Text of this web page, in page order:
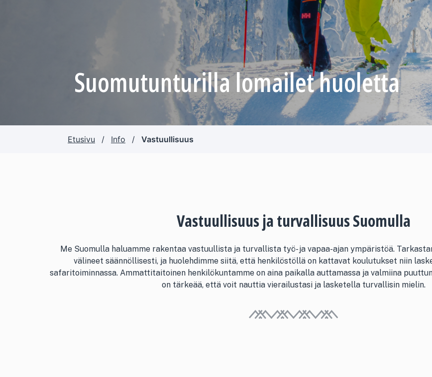
Suomutunturilla lomailet huoletta
Etusivu / Info / Vastuullisuus
Vastuullisuus ja turvallisuus Suomulla
Me Suomulla haluamme rakentaa vastuullista ja turvallista työ- ja vapaa-ajan ympäristöä.
välineet säännöllisesti, ja huolehdimme siitä, että henkilöstöllä on kattavat koulutukset niin
safaritoiminnassa. Ammattitaitoinen henkilökuntamme on aina paikalla auttamassa ja valmiina
on tärkeää, että voit nauttia vierailustasi ja lasketella turvallisin mielin.